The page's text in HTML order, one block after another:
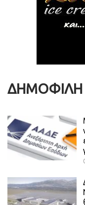
ΔΗΜΟΦΙΛΗ